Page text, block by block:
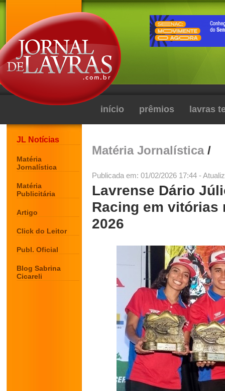
início prêmios lavras
JL Notícias
Matéria
Jornalística
Matéria
Publicitária
Artigo
Click do Leitor
Publ. Oficial
Blog Sabrina
Cicareli
Matéria Jornalística/
Publicada em: 01/02/2026 17:44 -
Lavrense Dário
Racing em vitórias
2026